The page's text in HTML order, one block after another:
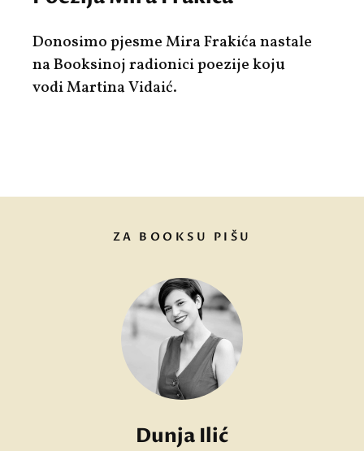
Donosimo pjesmeMira Frakićanastale
na Booksinoj radionici poezije koju
vodiMartina Vidaić.
ZA BOOKSU PIŠU
Dunja Ilić